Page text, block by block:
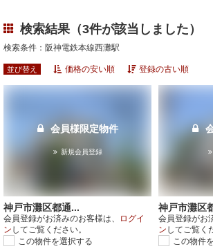
検索結果（3件が該当しました）
検索条件：阪神電鉄本線西灘駅
並び替え 価格の安い順 登録の古い順
会員様限定物件
新規会員登録
神戸市灘区都通...
会員登録がお済みのお客様は、
ログイ
ン してご覧ください。
この物件を選択する
神戸市灘区
会員登録がお
ン してご覧く
この物件